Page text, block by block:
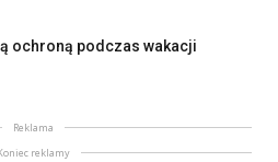
ochroną podczas wakacji
Reklama
reklamy